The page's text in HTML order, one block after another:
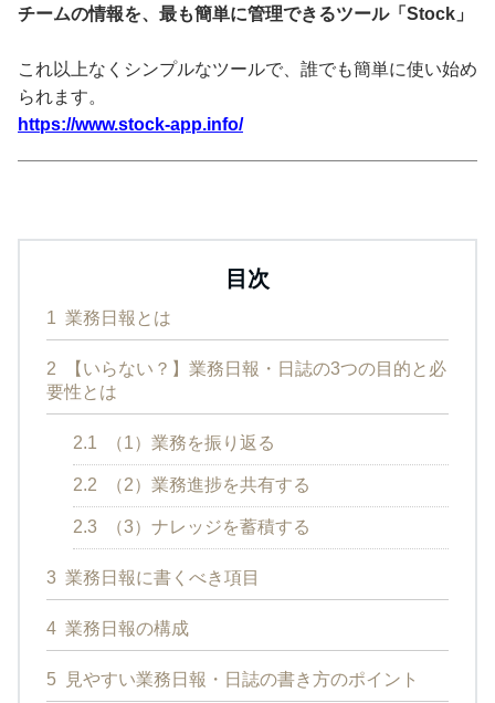
チームの情報を、最も簡単に管理できるツール「Stock」
これ以上なくシンプルなツールで、誰でも簡単に使い始め
られます。
https://www.stock-app.info/
目次
1 業務日報とは
2
【いらない？】業務日報・日誌の3つの目的と必
要性とは
2.1 （1）業務を振り返る
2.2 （2）業務進捗を共有する
2.3 （3）ナレッジを蓄積する
3 業務日報に書くべき項目
4 業務日報の構成
5 見やすい業務日報・日誌の書き方のポイント